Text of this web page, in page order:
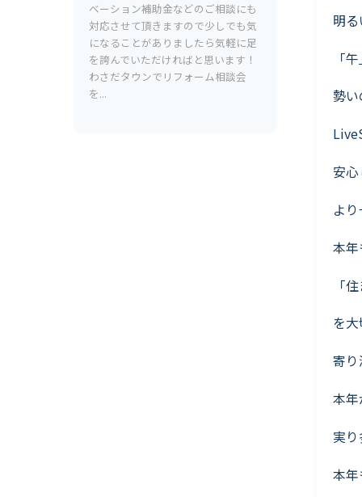
明
「
勢
安
よ
本年
「
を
寄
本
実
本
ベーション補助金などのご相談にも
対応させて頂きますので少しでも気
になることがありましたら気軽に足
を誇んでいただければと思います！
わさだタウンでリフォーム相談会
を...